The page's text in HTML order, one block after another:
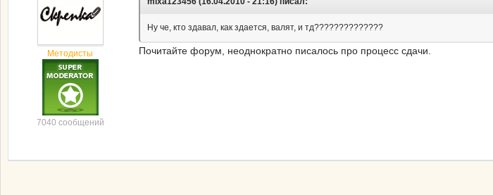
Методисты
7040 сообщений
Ну че, кто здавал, как здается, валят, и тд??????????????
Почитайте форум, неоднократно писалось про процесс сдачи.